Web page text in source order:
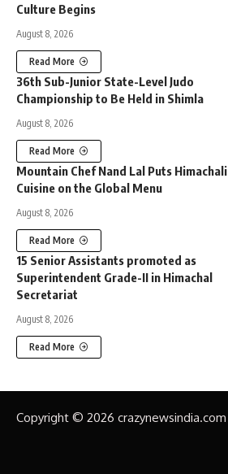
Culture Begins
August 8, 2026
Read More
36th Sub-Junior State-Level Judo
Championship to Be Held in Shimla
August 8, 2026
Read More
Mountain Chef Nand Lal Puts Himachali
Cuisine on the Global Menu
August 8, 2026
Read More
15 Senior Assistants promoted as
Superintendent Grade-II in Himachal
Secretariat
August 8, 2026
Read More
Copyright © 2026 crazynewsindia.com